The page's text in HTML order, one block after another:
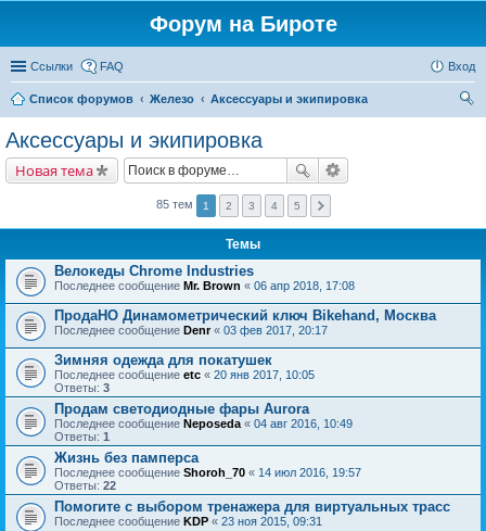
Форум на Бироте
Ссылки FAQ Вход
Список форумов Железо
Аксессуары и экипировка
Аксессуары и экипировка
Новая тема
85 тем 1 2 3 4 5
Темы
Велокеды Chrome Industries
Последнее сообщение Mr. Brown « 06 апр 2018, 17:08
ПродаНО Динамометрический ключ Bikehand, Москва
Последнее сообщение Denr« 03 фев 2017, 20:17
Зимняя одежда для покатушек
Последнее сообщение etc « 20 янв 2017, 10:05
Ответы: 3
Продам светодиодные фары Aurora
Последнее сообщение Neposeda « 04 авг 2016, 10:49
Ответы: 1
Жизнь без памперса
Последнее сообщение Shoroh_70 « 14 июл 2016, 19:57
Ответы: 22
Помогите с выбором тренажера для виртуальных трасс
Последнее сообщение KDP « 23 ноя 2015, 09:31